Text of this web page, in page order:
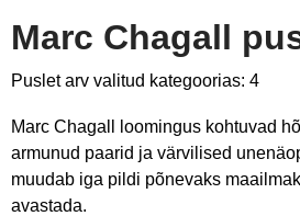
Marc Chagall
Puslet arv valitud kategoorias: 4
Marc Chagall loomingus kohtuvad
armunud paarid ja värvilised
muudab iga pildi põnevaks
avastada.